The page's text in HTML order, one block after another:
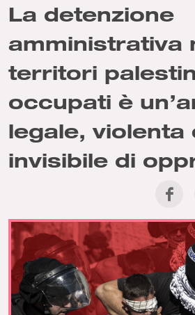
La detenzione
amministrativa
territori
occupati è
legale, violenta
invisibile di